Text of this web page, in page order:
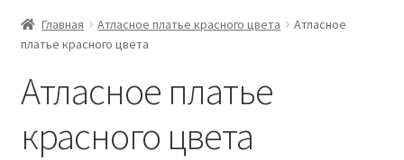
Главная Атласное платье красного цвета
Атласное
платье красного цвета
Атласное платье
красного цвета